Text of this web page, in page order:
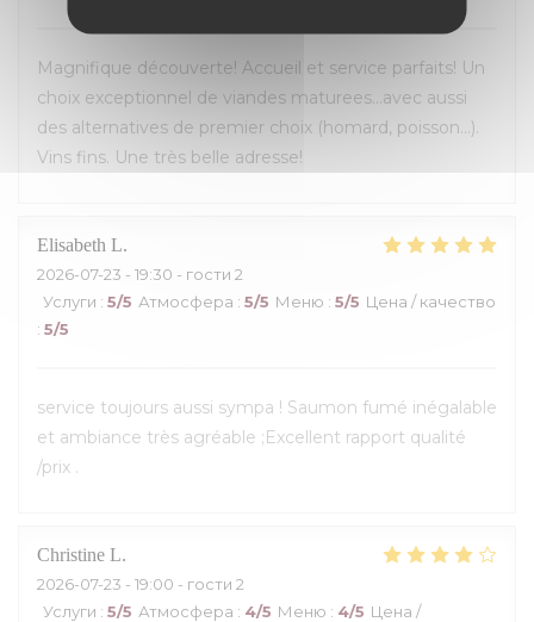
Magnifique découverte! Accueil et service parfaits! Un
choix exceptionnel de viandes maturees...avec aussi
des alternatives de premier choix (homard, poisson...).
Vins fins. Une très belle adresse!
Elisabeth L
2026-07-23 - 19:30 - гости 2
Услуги : 5/5 Атмосфера : 5/5 Меню : 5/5 Цена / качество
: 5/5
service toujours aussi sympa ! Saumon fumé inégalable
et ambiance très agréable ;Excellent rapport qualité
/prix .
Christine L
2026-07-23 - 19:00 - гости 2
Услуги : 5/5 Атмосфера : 4/5 Меню : 4/5 Цена /